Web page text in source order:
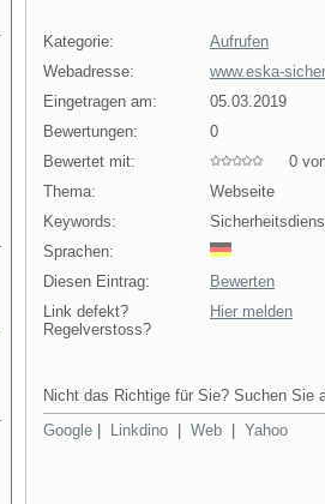
Kategorie:
Aufrufen
Webadresse:
www.eska-
Eingetragen am:
05.03.2019
Bewertungen:
0
Bewertet mit:
0
Thema:
Webseite
Keywords:
Sprachen:
Diesen Eintrag:
Bewerten
Link defekt?
Regelverstoss?
Hier melden
Nicht das Richtige für Sie? Suchen Sie
Google
Linkdino Web Yahoo